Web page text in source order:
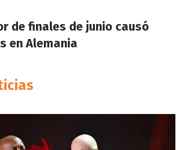
de finales de junio causó
en Alemania